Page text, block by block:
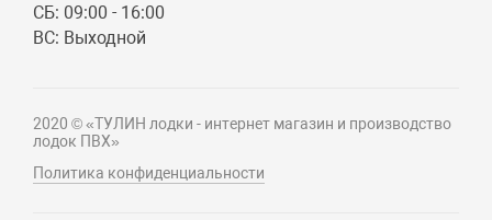
СБ: 09:00 - 16:00
ВС: Выходной
2020 © «ТУЛИН лодки - интернет магазин и производство
лодок ПВХ»
Политика конфиденциальности